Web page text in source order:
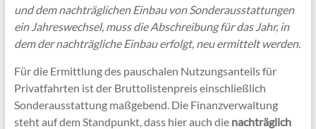
und dem nachträglichen Einbau von Sonderausstattungen
ein Jahreswechsel, muss die Abschreibung für das Jahr, in
dem der nachträgliche Einbau erfolgt, neu ermittelt werden.
Für die Ermittlung des pauschalen Nutzungsanteils für
Privatfahrten ist der Bruttolistenpreis einschließlich
Sonderausstattung maßgebend. Die Finanzverwaltung
steht auf dem Standpunkt, dass hier auch die nachträglich